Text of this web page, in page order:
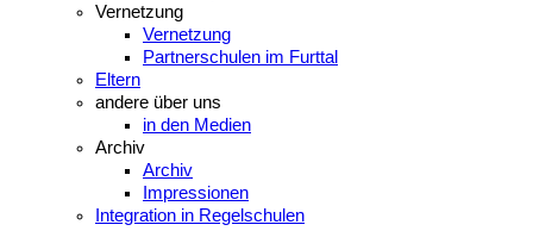
Vernetzung
Vernetzung
Partnerschulen im Furttal
Eltern
andere über uns
in den Medien
Archiv
Archiv
Impressionen
Integration in Regelschulen